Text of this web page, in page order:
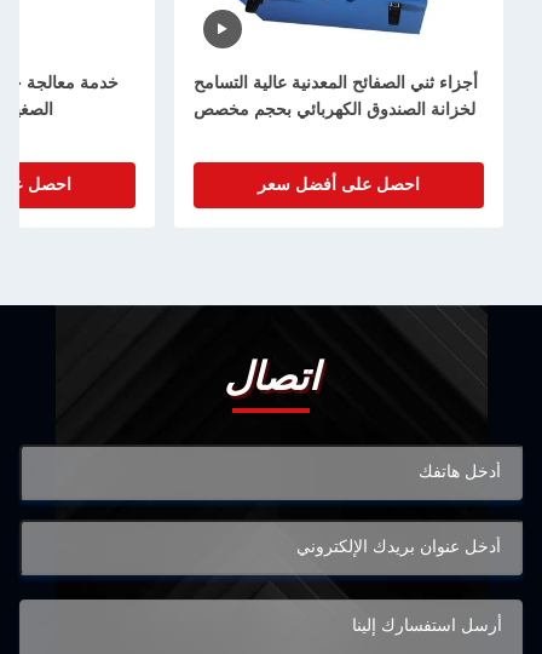
أجزاء ثني الصفائح المعدنية عالية التسامح
لخزانة الصندوق الكهربائي بحجم مخصص
احصل على أفضل سعر احصل
اتصال